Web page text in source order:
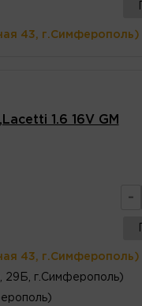
43, г.Симферополь)
1.6 16V GM
-
43, г.Симферополь)
29Б, г.Симферополь)